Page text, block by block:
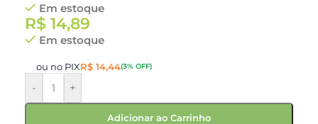
Em estoque
R$ 14,89
Em estoque
ou no PIXR$ 14,44(3% OFF)
- +
Adicionar ao Carrinho